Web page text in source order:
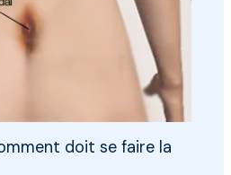
doit se faire la